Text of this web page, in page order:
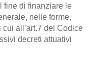
fine di finanziare le
nelle forme,
all’art.7 del Codice
decreti attuativi